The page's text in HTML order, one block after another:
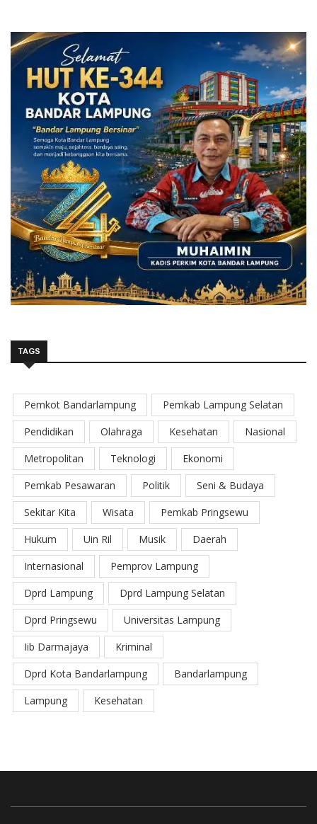
TAGS
Pemkot Bandarlampung
Pemkab Lampung Selatan
Pendidikan
Olahraga Kesehatan
Nasional
Metropolitan
Teknologi
Ekonomi
Pemkab Pesawaran
Politik
Seni & Budaya
Sekitar Kita
Wisata
Pemkab Pringsewu
Hukum
Uin Ril Musik
Daerah
Internasional
Pemprov Lampung
Dprd Lampung
Dprd Lampung Selatan
Dprd Pringsewu
Universitas Lampung
Iib Darmajaya
Kriminal
Dprd Kota Bandarlampung
Bandarlampung
Lampung
Kesehatan